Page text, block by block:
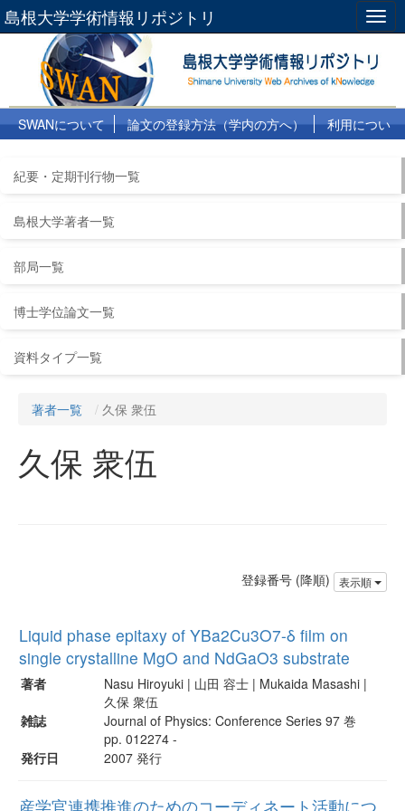
島根大学学術情報リポジトリ
SWANについて 論文の登録方法（学内の方へ）
利用につい
紀要・定期刊行物一覧
島根大学著者一覧
部局一覧
博士学位論文一覧
資料タイプ一覧
著者一覧 久保 衆伍
久保 衆伍
登録番号 (降順) 表示順
Liquid phase epitaxy of YBa2Cu3O7-δ film on
single crystalline MgO and NdGaO3 substrate
著者
Nasu Hiroyuki | 山田 容士 | Mukaida Masashi |
久保 衆伍
雑誌
Journal of Physics: Conference Series 97 巻
pp. 012274 -
発行日
2007 発行
産学官連携推進のためのコーディネート活動につ